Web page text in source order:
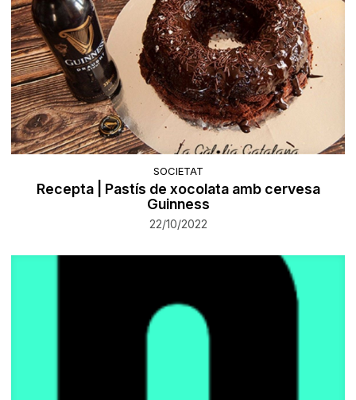
SOCIETAT
Recepta | Pastís de xocolata amb cervesa
Guinness
22/10/2022